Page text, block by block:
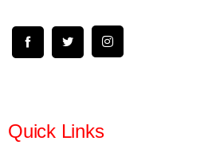
Quick Links